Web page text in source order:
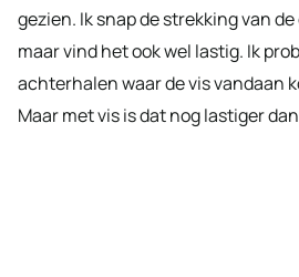
gezien. Ik snap de strekking van
maar vind het ook wel lastig. Ik
achterhalen waar de vis vandaan
Maar met vis is dat nog lastiger